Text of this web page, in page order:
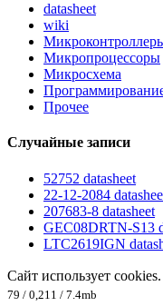
datasheet
wiki
Микропроцессоры
Микросхема
Прочее
Случайные записи
52752 datasheet
22-12-2084
207683-8 datasheet
GEC08DRTN-S13
LTC2619IGN
Сайт использует cookies.
79 / 0,211 / 7.4mb